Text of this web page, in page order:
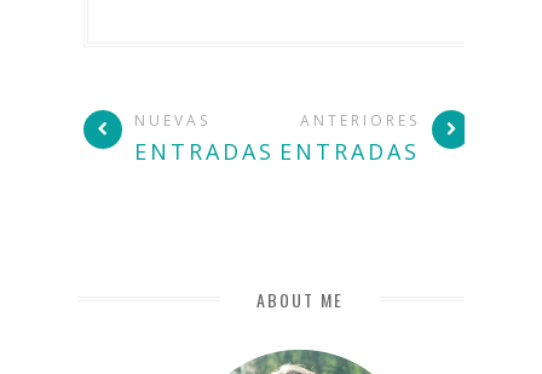
NUEVAS
ENTRADAS
ANTERIORES
ENTRADAS
ABOUT ME